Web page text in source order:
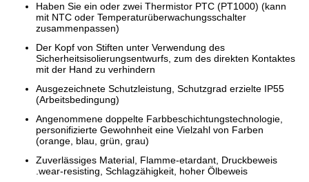
Haben Sie ein oder zwei Thermistor PTC (PT1000) (kann
mit NTC oder Temperaturüberwachungsschalter
zusammenpassen)
Der Kopf von Stiften unter Verwendung des
Sicherheitsisolierungsentwurfs, zum des direkten Kontaktes
mit der Hand zu verhindern
Ausgezeichnete Schutzleistung, Schutzgrad erzielte IP55
(Arbeitsbedingung)
Angenommene doppelte Farbbeschichtungstechnologie,
personifizierte Gewohnheit eine Vielzahl von Farben
(orange, blau, grün, grau)
Zuverlässiges Material, Flamme-etardant, Druckbeweis
.wear-resisting, Schlagzähigkeit, hoher Ölbeweis